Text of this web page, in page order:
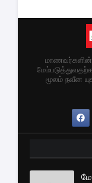
மாணவர்களின்
மூலம் நவீன